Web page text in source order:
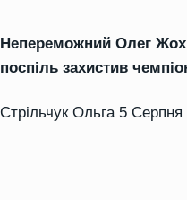
Непереможний Олег
поспіль захистив
Стрільчук Ольга 5 Серпня